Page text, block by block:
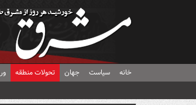
خانه سیاست جهان تحولات منطقه